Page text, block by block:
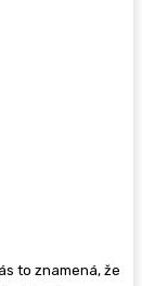
to znamená, že